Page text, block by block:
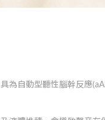
自動型聽性腦幹反應